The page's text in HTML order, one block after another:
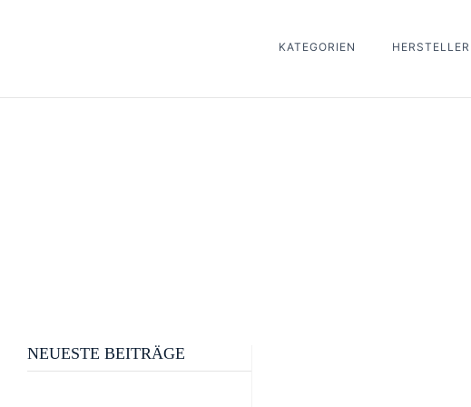
KATEGORIEN HERSTELLER
NEUESTE BEITRÄGE